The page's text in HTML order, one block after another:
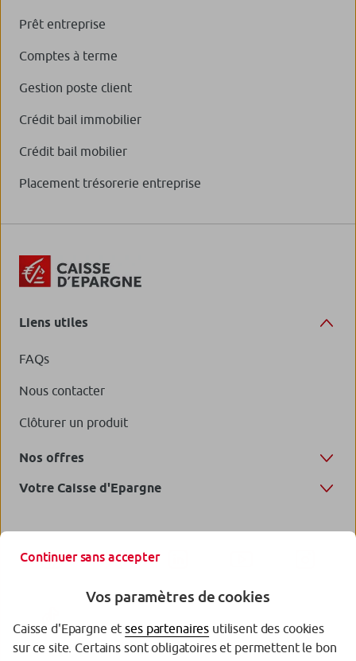
Prêt entreprise
Comptes à terme
Gestion poste client
Crédit bail immobilier
Crédit bail mobilier
Placement trésorerie entreprise
Liens utiles
FAQs
Nous contacter
Clôturer un produit
Nos offres
Votre Caisse d'Epargne
Continuer sans accepter
Vos paramètres de cookies
Caisse d'Epargne etses partenaires utilisent des cookies
sur ce site. Certains sont obligatoires et permettent le bon